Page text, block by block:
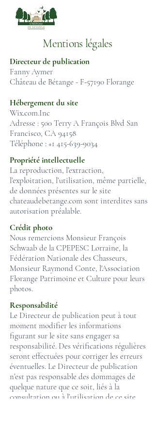
Mentions légales
Directeur de publication
Fanny Aymer
Château de Bétange - F-57190 Florange
Hébergement du site
Wix.com.Inc
Adresse : 500 Terry A François Blvd San
Francisco, CA 94158
Téléphone :+1 415-639-9034
Propriété intellectuelle
La reproduction, l’extraction,
l’exploitation, l’utilisation, même partielle,
de données présentes sur le site
chateaudebetange.com sont interdites sans
autorisation préalable.
Crédit photo
Nous remercions Monsieur François
Schwaab de la CPEPESC Lorraine, la
Fédération Nationale des Chasseurs,
Monsieur Raymond Conte, l'Association
Florange Patrimoine et Culture pour leurs
photos.
Responsabilité
Le Directeur de publication peut à tout
moment modifier les informations
figurant sur le site sans engager sa
responsabilité. Des vérifications régulières
seront effectuées pour corriger les erreurs
éventuelles. Le Directeur de publication
n’est pas responsable des dommages de
quelque nature que ce soit, liés à la
consultation ou à l’utilisation de ce site